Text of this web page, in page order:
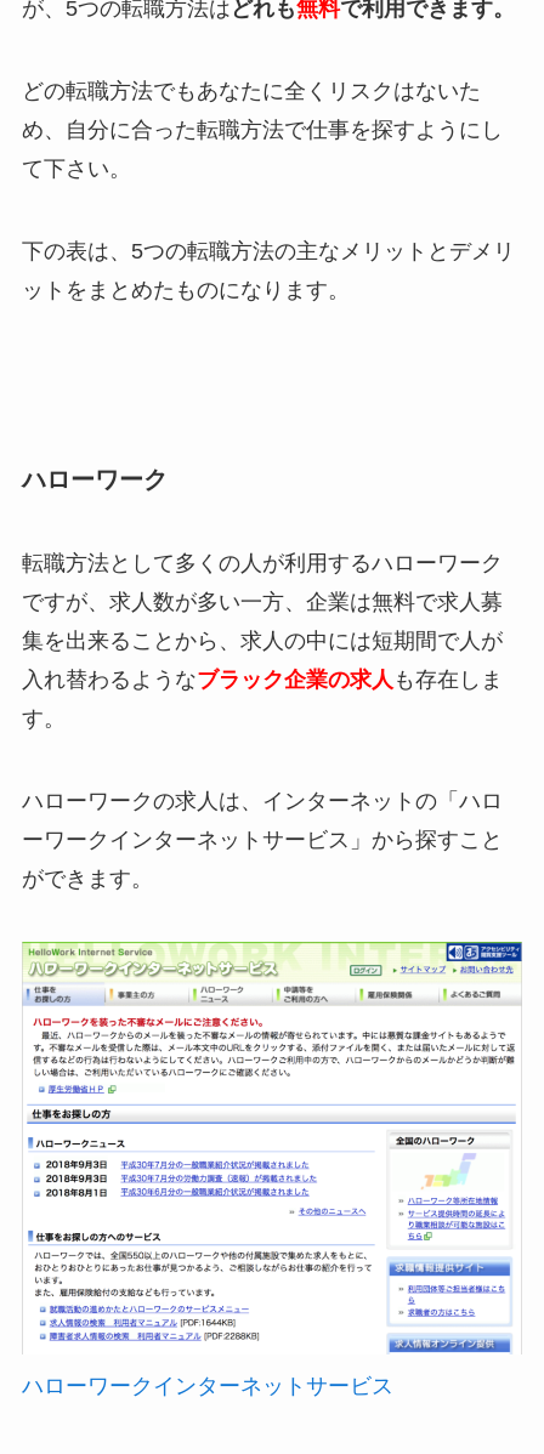
が、5つの転職方法は どれも無料で利用できます。
どの転職方法でもあなたに全くリスクはないた
め、自分に合った転職方法で仕事を探すようにし
て下さい。
下の表は、5つの転職方法の主なメリットとデメリ
ットをまとめたものになります。
ハローワーク
転職方法として多くの人が利用するハローワーク
ですが、求人数が多い一方、企業は無料で求人募
集を出来ることから、求人の中には短期間で人が
入れ替わるようなブラック企業の求人 も存在しま
す。
ハローワークの求人は、インターネットの「ハロ
ーワークインターネットサービス」から探すこと
ができます。
ハローワークインターネットサービス